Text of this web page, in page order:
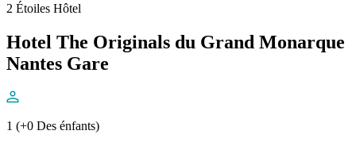
2 Étoiles Hôtel
Hotel The Originals du Grand Monarque
Nantes Gare
1 (+0 Des énfants)